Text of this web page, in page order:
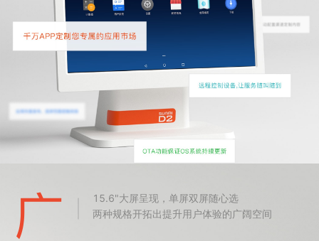
15.6"大屏呈现，单屏双屏随心选
两种规格开拓出提升用户体验的广阔空间